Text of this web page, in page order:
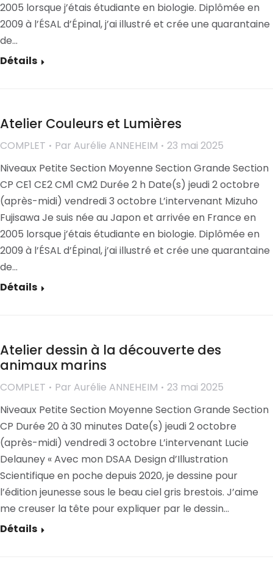
2005 lorsque j’étais étudiante en biologie. Diplômée en
2009 à l’ÉSAL d’Épinal, j’ai illustré et crée une quarantaine
de…
Détails
Atelier Couleurs et Lumières
COMPLET Par Aurélie ANNEHEIM
23 mai 2025
Niveaux Petite Section Moyenne Section Grande Section
CP CE1 CE2 CM1 CM2 Durée 2 h Date(s) jeudi 2 octobre
(après-midi) vendredi 3 octobre L’intervenant Mizuho
Fujisawa Je suis née au Japon et arrivée en France en
2005 lorsque j’étais étudiante en biologie. Diplômée en
2009 à l’ÉSAL d’Épinal, j’ai illustré et crée une quarantaine
de…
Détails
Atelier dessin à la découverte des
animaux marins
COMPLET Par Aurélie ANNEHEIM
23 mai 2025
Niveaux Petite Section Moyenne Section Grande Section
CP Durée 20 à 30 minutes Date(s) jeudi 2 octobre
(après-midi) vendredi 3 octobre L’intervenant Lucie
Delauney « Avec mon DSAA Design d’Illustration
Scientifique en poche depuis 2020, je dessine pour
l’édition jeunesse sous le beau ciel gris brestois. J’aime
me creuser la tête pour expliquer par le dessin…
Détails